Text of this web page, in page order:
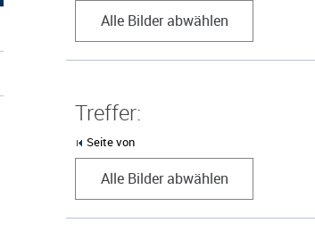
Alle Bilder abwählen
Treffer:
Seite von
Alle Bilder abwählen